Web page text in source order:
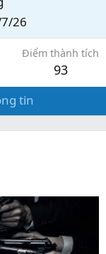
26
Điểm thành tích
93
tin